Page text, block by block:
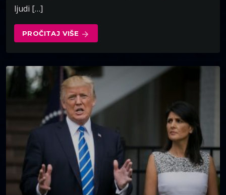
ljudi […]
PROČITAJ VIŠE arrow_forward